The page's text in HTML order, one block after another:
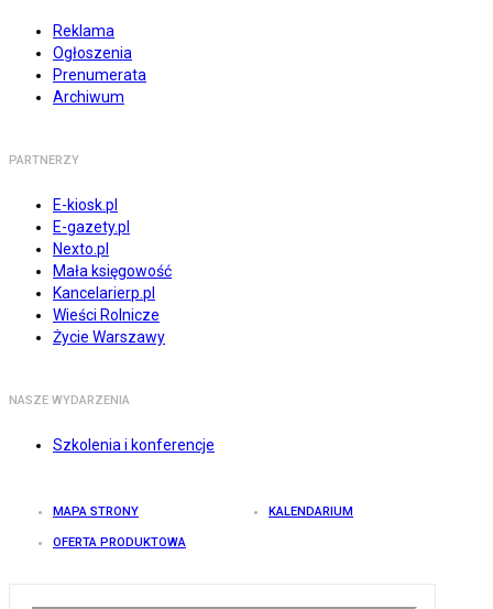
Reklama
Ogłoszenia
Prenumerata
Archiwum
PARTNERZY
E-kiosk.pl
E-gazety.pl
Nexto.pl
Mała księgowość
Kancelarierp.pl
Wieści Rolnicze
Życie Warszawy
NASZE WYDARZENIA
Szkolenia i konferencje
MAPA STRONY KALENDARIUM
OFERTA PRODUKTOWA